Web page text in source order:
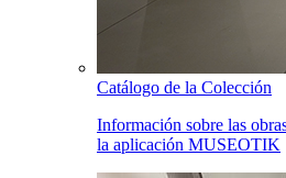
Catálogo de la Colección
Información sobre las
la aplicación MUSEOTIK